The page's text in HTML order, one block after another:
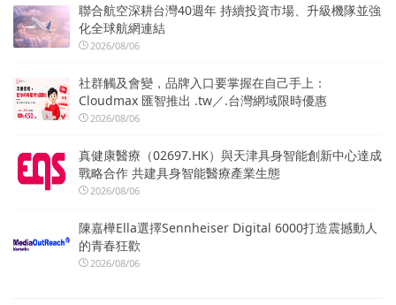
聯合航空深耕台灣40週年 持續投資市場、升級機隊並強
化全球航網連結
2026/08/06
社群觸及會變，品牌入口要掌握在自己手上：
Cloudmax 匯智推出 .tw／.台灣網域限時優惠
2026/08/06
真健康醫療（02697.HK）與天津具身智能創新中心達成
戰略合作 共建具身智能醫療產業生態
2026/08/06
陳嘉樺Ella選擇Sennheiser Digital 6000打造震撼動人
的青春狂歡
2026/08/06